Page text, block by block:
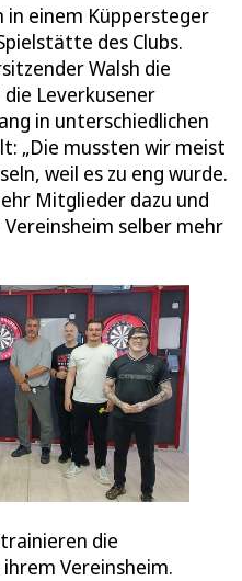
in einem Küppersteger
des Clubs.
Walsh die
Leverkusener
in unterschiedlichen
„Die mussten wir meist
weil es zu eng wurde.
Mitglieder dazu und
selber mehr
die
Vereinsheim.